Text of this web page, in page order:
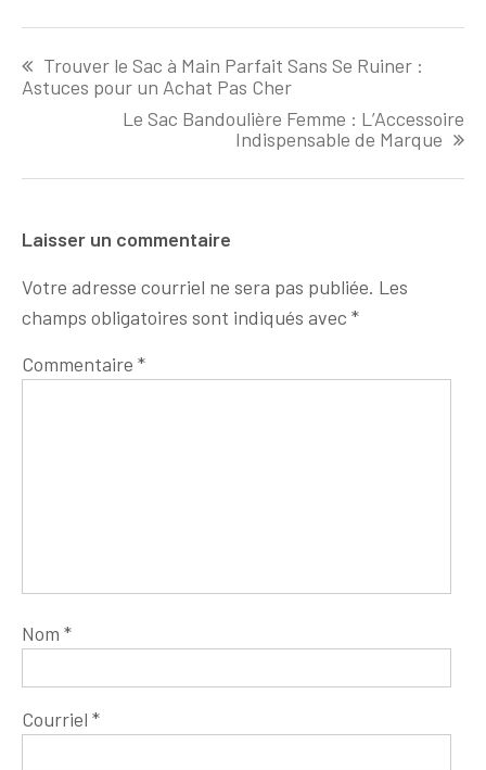
de
l'article
Trouver le Sac à Main Parfait Sans Se Ruiner :
Astuces pour un Achat Pas Cher
Le Sac Bandoulière Femme : L’Accessoire
Indispensable de Marque
Laisser un commentaire
Votre adresse courriel ne sera pas publiée. Les
champs obligatoires sont indiqués avec *
Commentaire *
Nom *
Courriel *